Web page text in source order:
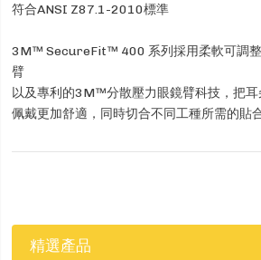
符合ANSI Z87.1-2010標準
3M™ SecureFit™ 400 系列採用柔軟可調整
臂
以及專利的3M™分散壓力眼鏡臂科技，把耳
佩戴更加舒適，同時切合不同工種所需的貼
精選產品